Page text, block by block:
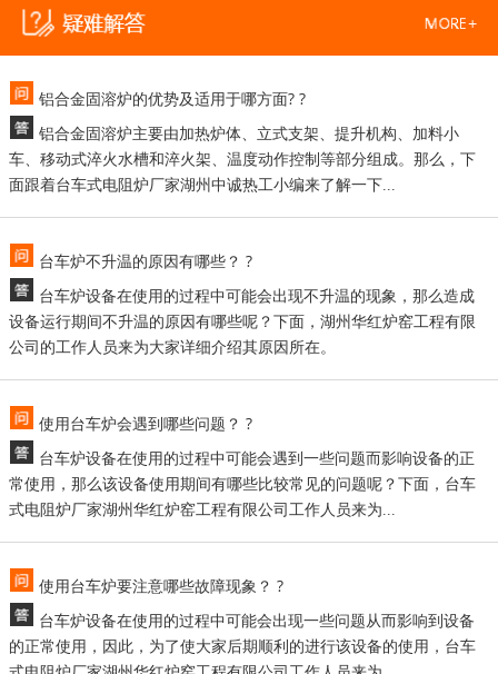
铝合金固溶炉的优势及适用于哪方面? ?
铝合金固溶炉主要由加热炉体、立式支架、提升机构、加料小
车、移动式淬火水槽和淬火架、温度动作控制等部分组成。那么，下
面跟着台车式电阻炉厂家湖州中诚热工小编来了解一下...
台车炉不升温的原因有哪些？ ?
台车炉设备在使用的过程中可能会出现不升温的现象，那么造成
设备运行期间不升温的原因有哪些呢？下面，湖州华红炉窑工程有限
公司的工作人员来为大家详细介绍其原因所在。
使用台车炉会遇到哪些问题？ ?
台车炉设备在使用的过程中可能会遇到一些问题而影响设备的正
常使用，那么该设备使用期间有哪些比较常见的问题呢？下面，台车
式电阻炉厂家湖州华红炉窑工程有限公司工作人员来为...
使用台车炉要注意哪些故障现象？ ?
台车炉设备在使用的过程中可能会出现一些问题从而影响到设备
的正常使用，因此，为了使大家后期顺利的进行该设备的使用，台车